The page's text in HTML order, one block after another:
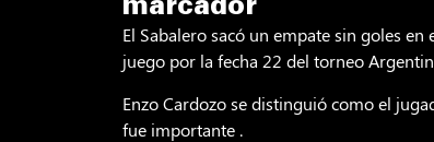
marcador
El Sabalero sacó un empate sin goles
juego por la fecha 22 del torneo
Enzo Cardozo se distinguió como el
fue importante .